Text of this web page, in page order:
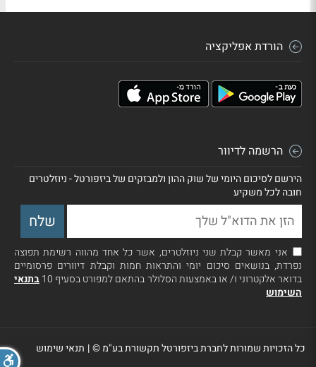
הורדת אפליקציה
הרשמה לדיוור
הירשם לסיכום היומי של שוק ההון ולמבזקים של ביזפורטל - ניוזלטרים
חובה לכל משקיע
אני מאשר קבלת שני ניוזלטרים, אשר כל אחד מהווה רשימת תפוצה
נפרדת, בנושאים סיכום יומי והתראות חמות וקבלת דיוורים פרסומיים
בדואר אלקטרוני ו/ או באמצעות הסלולר בהתאם למפורט בסעיף 10
בתנאי
השימוש
כל הזכויות שמורות לחברת ביזפורטל תקשורת בע"מ ©| תנאי שימוש